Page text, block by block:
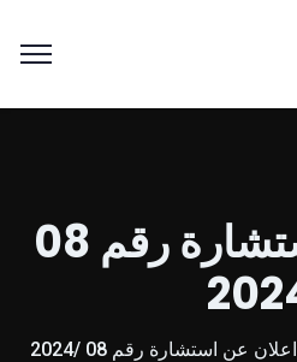
اعلان عن استشارة رقم 08
اعلان عن استشارة رقم 08 /2024